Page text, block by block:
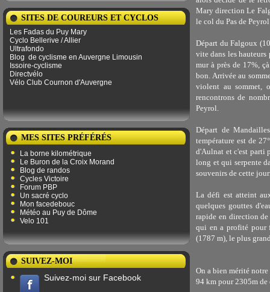
SITES DE COUREURS ET CYCLOS
Les Fadas du Puy Mary
Cyclo Bellerive / Allier
Ultrafondo
Blog de ​​cyclisme en Auvergne Limousin
Issoire-cyclisme
Directvélo
Vélo Club Cournon d'Auvergne
MES SITES PRÉFÉRÉS
La borne kilométrique
Le Buron de la Croix Morand
Blog de randos
Cycles Victoire
Forum PBP
Un sacré cyclo
Mon facedebouc
Météo au Puy de Dôme
Velo 101
SUIVEZ-MOI
Suivez-moi sur Facebook
Mary direction Le
le col du Pas de
Départ du Falgoux
vite dans les
mur à près de 17%,
bon. Arrivée au
violent au sommet,
rencontrons de
Peyrol.
Départ de
température est de
d'Aulnat et c'est parti
long et qui serpente
souvenirs de cette
La défi est atteint
quelques gouttes
rapide en direction
qui en a profité pour
(1787 m), le plus
On a bien mérité
94 km pour 2305m de